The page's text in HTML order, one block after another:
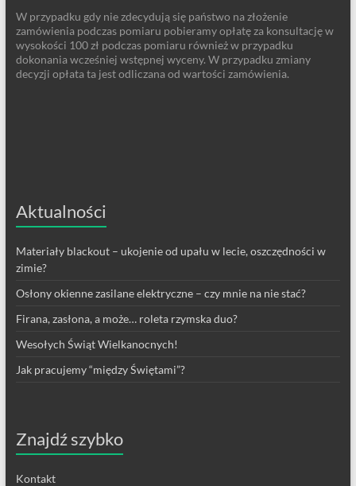
W przypadku gdy nie zdecydują się państwo na złożenie
zamówienia podczas pomiaru pobieramy opłatę za konsultację w
wysokości 100 zł podczas pomiaru również w przypadku
dokonania wcześniej wstępnej wyceny. W przypadku zmiany
decyzji opłata ta jest odliczana od wartości zamówienia.
Aktualności
Materiały blackout – ukojenie od upału w lecie, oszczędności w
zimie?
Osłony okienne zasilane elektryczne – czy mnie na nie stać?
Firana, zasłona, a może… roleta rzymska duo?
Wesołych Świąt Wielkanocnych!
Jak pracujemy “między Świętami”?
Znajdź szybko
Kontakt